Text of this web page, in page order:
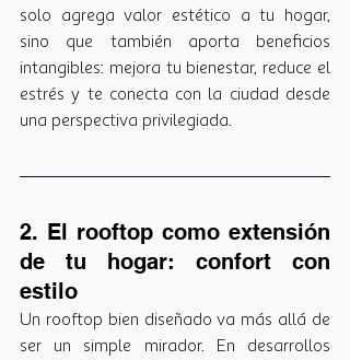
solo agrega valor estético a tu hogar,
sino que también aporta beneficios
intangibles: mejora tu bienestar, reduce el
estrés y te conecta con la ciudad desde
una perspectiva privilegiada.
2. El rooftop como extensión
de tu hogar: confort con
estilo
Un rooftop bien diseñado va más allá de
ser un simple mirador. En desarrollos